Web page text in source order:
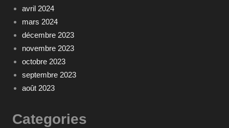
avril 2024
mars 2024
décembre 2023
novembre 2023
octobre 2023
septembre 2023
août 2023
Categories